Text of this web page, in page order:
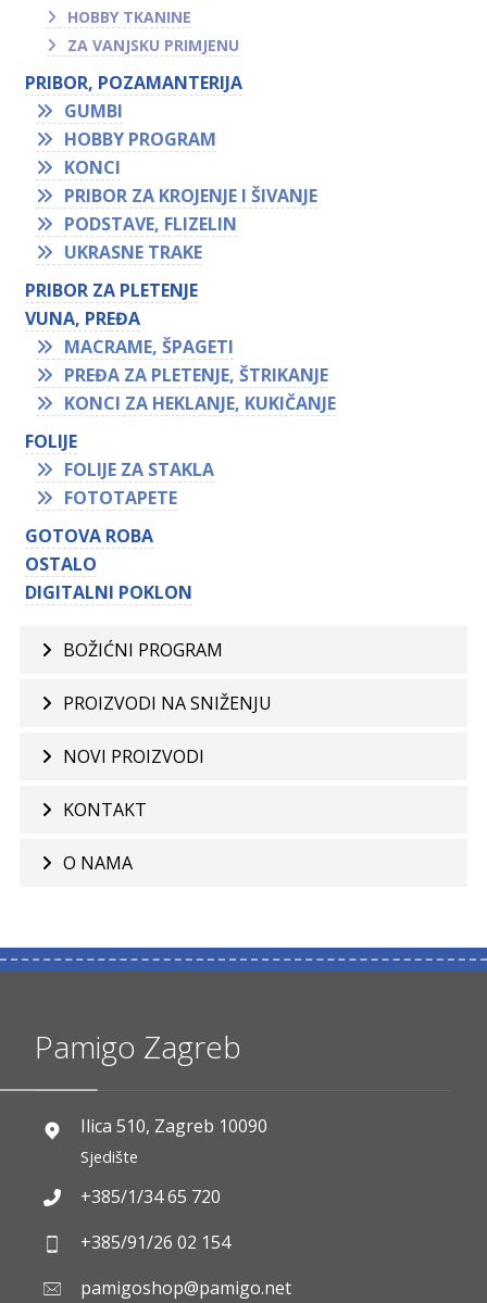
HOBBY TKANINE
ZA VANJSKU PRIMJENU
PRIBOR, POZAMANTERIJA
GUMBI
HOBBY PROGRAM
KONCI
PRIBOR ZA KROJENJE I ŠIVANJE
PODSTAVE, FLIZELIN
UKRASNE TRAKE
PRIBOR ZA PLETENJE
VUNA, PREĐA
MACRAME, ŠPAGETI
PREĐA ZA PLETENJE, ŠTRIKANJE
KONCI ZA HEKLANJE, KUKIČANJE
FOLIJE
FOLIJE ZA STAKLA
FOTOTAPETE
GOTOVA ROBA
OSTALO
DIGITALNI POKLON
BOŽIĆNI PROGRAM
PROIZVODI NA SNIŽENJU
NOVI PROIZVODI
KONTAKT
O NAMA
Pamigo Zagreb
Ilica 510, Zagreb 10090
Sjedište
+385/1/34 65 720
+385/91/26 02 154
pamigoshop@pamigo.net